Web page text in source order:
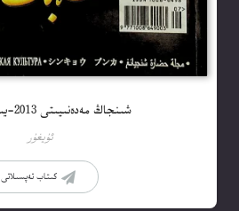
شىنجاڭ مەدەنىيىتى 2013-يىلى 4-سان
ئۇيغۇر
كىتاب تەپسىلاتى